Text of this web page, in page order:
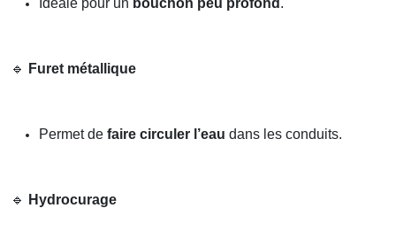
Idéale pour un bouchon peu profond .
🔹 Furet métallique
Permet de faire circuler l’eau dans les conduits.
🔹 Hydrocurage